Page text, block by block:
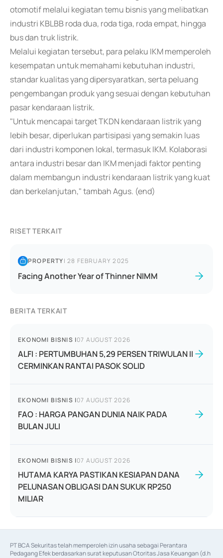
otomotif melalui kegiatan temu bisnis yang melibatkan
industri KBLBB roda dua, roda tiga, roda empat, hingga
bus dan truk listrik.
Melalui kegiatan tersebut, para pelaku IKM memperoleh
kesempatan untuk memahami kebutuhan industri,
standar kualitas yang dipersyaratkan, serta peluang
pengembangan produk yang sesuai dengan kebutuhan
pasar kendaraan listrik.
"Untuk mencapai target TKDN kendaraan listrik yang
lebih besar, diperlukan partisipasi yang semakin luas
dari industri komponen lokal, termasuk IKM. Kolaborasi
antara industri besar dan IKM menjadi faktor penting
dalam membangun industri kendaraan listrik yang kuat
dan berkelanjutan," tambah Agus. (end)
RISET TERKAIT
PROPERTY|28 FEBRUARY 2025
Facing Another Year of Thinner NIMM
BERITA TERKAIT
EKONOMI BISNIS |07 AUGUST 2026
ALFI : PERTUMBUHAN 5,29 PERSEN TRIWULAN II
CERMINKAN RANTAI PASOK SOLID
EKONOMI BISNIS |07 AUGUST 2026
FAO : HARGA PANGAN DUNIA NAIK PADA
BULAN JULI
EKONOMI BISNIS |07 AUGUST 2026
HUTAMA KARYA PASTIKAN KESIAPAN DANA
PELUNASAN OBLIGASI DAN SUKUK RP250
MILIAR
PT BCA Sekuritas telah memperoleh izin usaha sebagai Perantara
Pedagang Efek berdasarkan surat keputusan Otoritas Jasa Keuangan (d.h